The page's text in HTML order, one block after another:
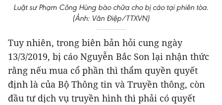
Luật sư Phạm Công Hùng bào chữa cho bị cáo tại phiên tòa.
(Ảnh: Văn Điệp/TTXVN)
Tuy nhiên, trong biên bản hỏi cung ngày
13/3/2019, bị cáo Nguyễn Bắc Son lại nhận thức
rằng nếu mua cổ phần thì thẩm quyền quyết
định là của Bộ Thông tin và Truyền thông, còn
đầu tư dịch vụ truyền hình thì phải có quyết